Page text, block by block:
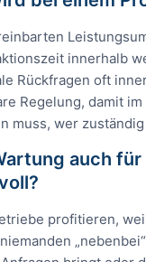
innerhalb
Rückfragen oft
Regelung, damit
muss, wer
auch für
profitieren,